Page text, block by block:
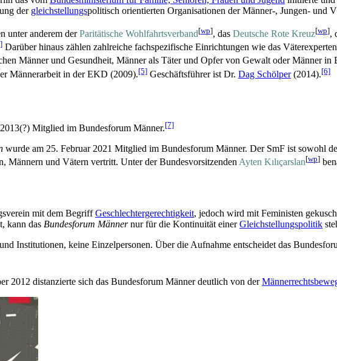
der gleichstellungs­politisch orientierten Organisationen der Männer-, Jungen- und
unter anderem derParitätische Wohlfahrts­verband[wp], das Deutsche Rote Kreuz[wp],
Darüber hinaus zählen zahlreiche fach­spezifische Einrichtungen wie das
Männer und Gesundheit, Männer als Täter und Opfer von Gewalt oder Männer
Männerarbeit in der EKD (2009).[5] Geschäftsführer ist Dr. Dag Schölper(2014).[6]
Mitglied im Bundesforum Männer.[7]
wurde am 25. Februar 2021 Mitglied im Bundesforum Männer. Der SmF ist sowohl
Männern und Vätern vertritt. Unter der Bundes­vorsitzendenAyten Kılıçarslan[wp]
mit dem BegriffGeschlechtergerechtigkeit, jedoch wird mit Feministen
kann das Bundesforum Männernur für die Kontinuität einerGleichstellungspolitik
Institutionen, keine Einzel­personen. Über die Aufnahme entscheidet das
2012 distanzierte sich das Bundesforum Männer deutlich von der